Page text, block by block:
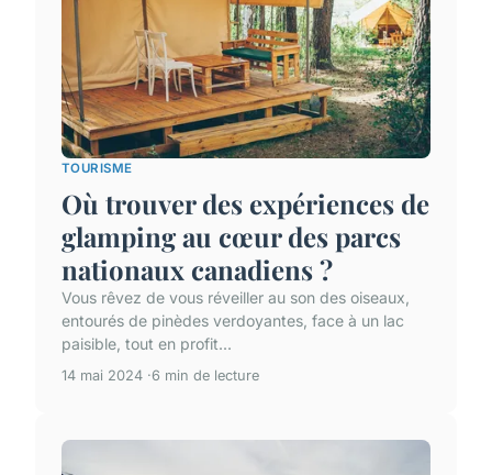
TOURISME
Où trouver des expériences de
glamping au cœur des parcs
nationaux canadiens ?
Vous rêvez de vous réveiller au son des oiseaux,
entourés de pinèdes verdoyantes, face à un lac
paisible, tout en profit...
14 mai 2024 6 min de lecture